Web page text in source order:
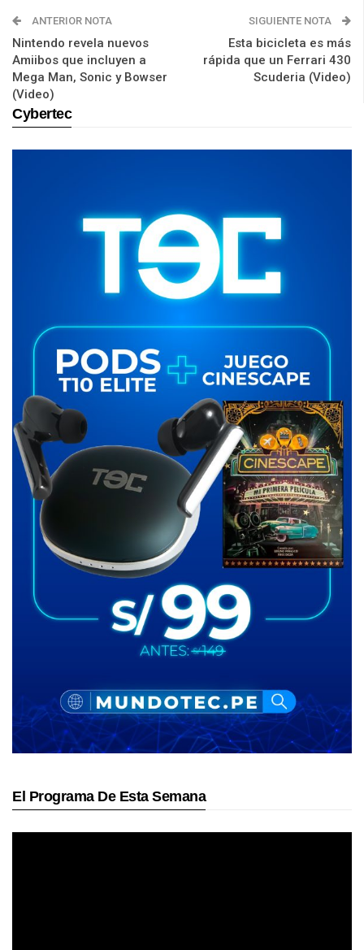
ANTERIOR NOTA
Nintendo revela nuevos
Amiibos que incluyen a
Mega Man, Sonic y Bowser
(Video)
SIGUIENTE NOTA
Esta bicicleta es más
rápida que un Ferrari 430
Scuderia (Video)
Cybertec
El Programa De Esta Semana